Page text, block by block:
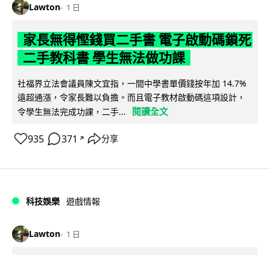
Lawton 1 日
家長無得慳錢買二手書 電子啟動碼鎖死
二手教科書 學生無法做功課
社福界立法會議員陳文宜指，一間中學書單價錢按年加 14.7%
遠超通漲，令家長難以負擔。而且電子教材啟動碼這項設計，
令學生無法完成功課，二手...
閱讀全文
935 371 ↗ 分享
科技娛樂 遊戲情報
Lawton 1 日